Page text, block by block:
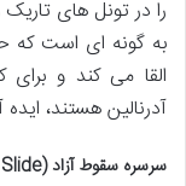
را در تونل های
به گونه ای است
القا می کند و
آدرنالین هستند،
سرسره سقوط آزاد (Drop Slide)